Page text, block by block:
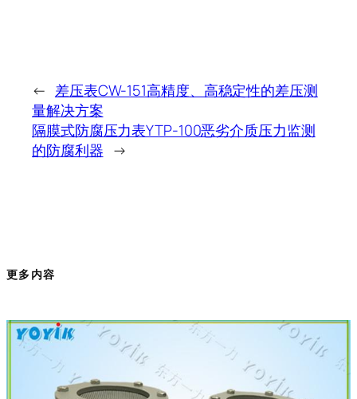
← 差压表CW-151高精度、高稳定性的差压测
量解决方案
隔膜式防腐压力表YTP-100恶劣介质压力监测
的防腐利器 →
更多内容